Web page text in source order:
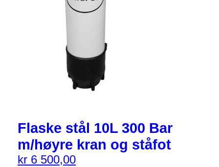
Flaske stål 10L 300 Bar
m/høyre kran og ståfot
kr 6 500,00